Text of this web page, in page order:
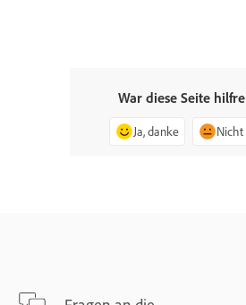
War diese Seite
Ja, danke